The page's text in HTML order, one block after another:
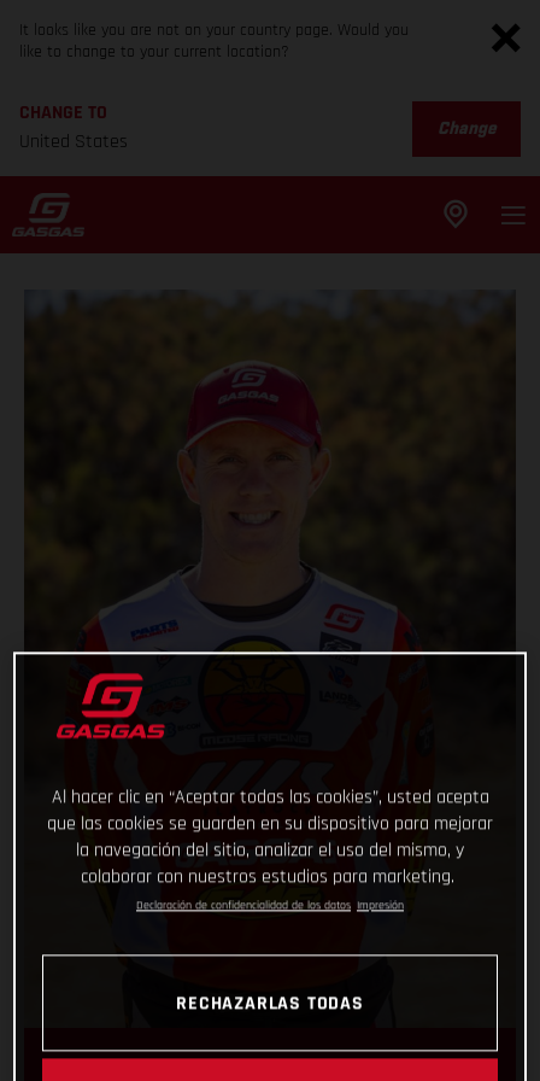
It looks like you are not on your country page. Would you
like to change to your current location?
CHANGE TO
United States
Change
Al hacer clic en “Aceptar todas las cookies”, usted acepta
que las cookies se guarden en su dispositivo para mejorar
la navegación del sitio, analizar el uso del mismo, y
colaborar con nuestros estudios para marketing.
Declaración de confidencialidad de los datos Impresión
RECHAZARLAS TODAS